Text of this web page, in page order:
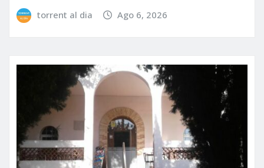
torrent al dia Ago 6, 2026